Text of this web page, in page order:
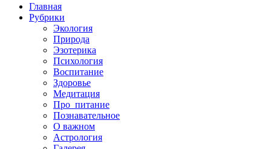
Главная
Рубрики
Экология
Природа
Эзотерика
Психология
Воспитание
Здоровье
Медитация
Про_питание
Познавательное
О важном
Астрология